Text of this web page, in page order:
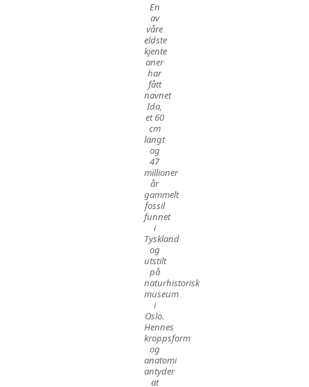
En
av
våre
eldste
kjente
aner
har
fått
navnet
Ida,
et 60
cm
langt
og
47
millioner
år
gammelt
fossil
funnet
i
Tyskland
og
utstilt
på
naturhistorisk
museum
i
Oslo.
Hennes
kroppsform
og
anatomi
antyder
at